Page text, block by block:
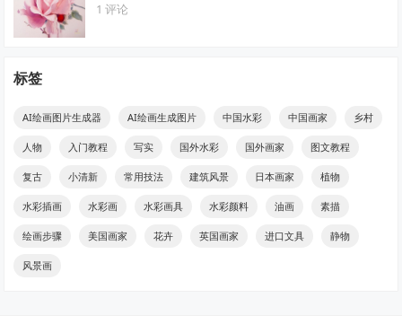
1 评论
标签
AI绘画图片生成器 AI绘画生成图片 中国水彩 中国画家 乡村
人物 入门教程 写实 国外水彩 国外画家 图文教程
复古 小清新 常用技法 建筑风景 日本画家 植物
水彩插画 水彩画 水彩画具 水彩颜料 油画 素描
绘画步骤 美国画家 花卉 英国画家 进口文具 静物
风景画